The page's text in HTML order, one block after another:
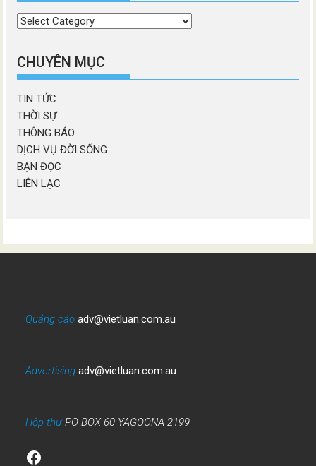
Chọn
mục
CHUYÊN MỤC
TIN TỨC
THỜI SỰ
THÔNG BÁO
DỊCH VỤ ĐỜI SỐNG
BẠN ĐỌC
LIÊN LẠC
Quảng cáo adv@vietluan.com.au
Advertising adv@vietluan.com.au
Hộp thưPO BOX 60 YAGOONA 2199
Facebook